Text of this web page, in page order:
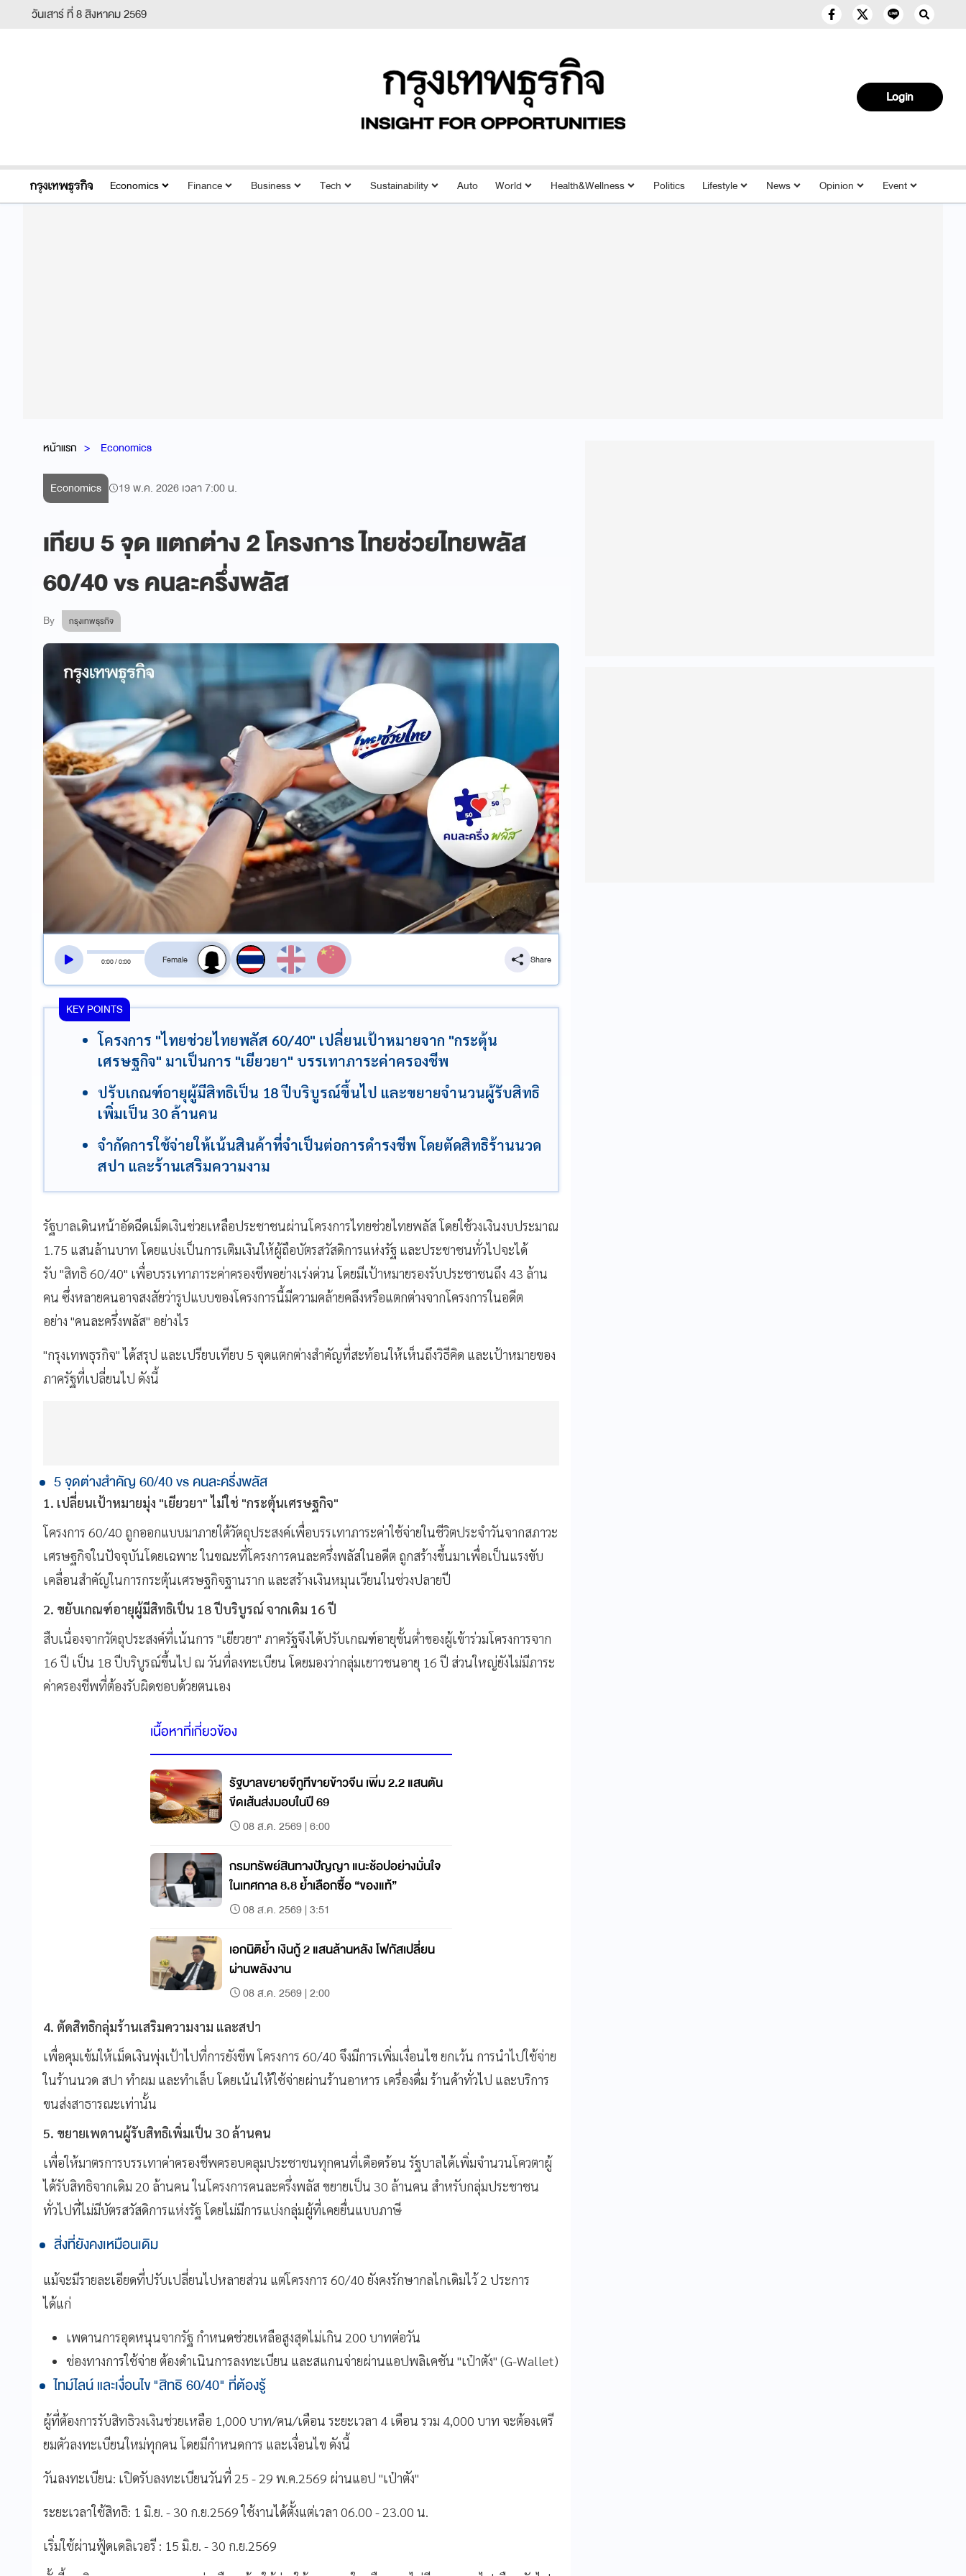
วันเสาร์ ที่ 8 สิงหาคม 2569
Login
Economics Finance Business Tech Sustainability Auto World Health&Wellness Politics Lifestyle News Opinion Event
หน้าแรก Economics
Economics 19 พ.ค. 2026 เวลา 7:00 น.
เทียบ 5 จุด แตกต่าง 2 โครงการ ไทยช่วยไทยพลัส
60/40 vs คนละครึ่งพลัส
By กรุงเทพธุรกิจ
0:00/0:00
สลับเสียงอ่าน
Share
KEY POINTS
โครงการ "ไทยช่วยไทยพลัส 60/40" เปลี่ยนเป้าหมายจาก "กระตุ้น
เศรษฐกิจ" มาเป็นการ "เยียวยา" บรรเทาภาระค่าครองชีพ
ปรับเกณฑ์อายุผู้มีสิทธิเป็น 18 ปีบริบูรณ์ขึ้นไป และขยายจำนวนผู้รับสิทธิ
เพิ่มเป็น 30 ล้านคน
จำกัดการใช้จ่ายให้เน้นสินค้าที่จำเป็นต่อการดำรงชีพ โดยตัดสิทธิร้านนวด
สปา และร้านเสริมความงาม
รัฐบาลเดินหน้าอัดฉีดเม็ดเงินช่วยเหลือประชาชนผ่านโครงการไทยช่วยไทยพลัส โดยใช้วงเงินงบประมาณ
1.75 แสนล้านบาท โดยแบ่งเป็นการเติมเงินให้ผู้ถือบัตรสวัสดิการแห่งรัฐ และประชาชนทั่วไปจะได้
รับ "สิทธิ 60/40" เพื่อบรรเทาภาระค่าครองชีพอย่างเร่งด่วน โดยมีเป้าหมายรองรับประชาชนถึง 43 ล้าน
คน ซึ่งหลายคนอาจสงสัยว่ารูปแบบของโครงการนี้มีความคล้ายคลึงหรือแตกต่างจากโครงการในอดีต
อย่าง "คนละครึ่งพลัส" อย่างไร
"กรุงเทพธุรกิจ" ได้สรุป และเปรียบเทียบ 5 จุดแตกต่างสำคัญที่สะท้อนให้เห็นถึงวิธีคิด และเป้าหมายของ
ภาครัฐที่เปลี่ยนไป ดังนี้
5 จุดต่างสำคัญ 60/40 vs คนละครึ่งพลัส
1. เปลี่ยนเป้าหมายมุ่ง "เยียวยา" ไม่ใช่ "กระตุ้นเศรษฐกิจ"
โครงการ 60/40 ถูกออกแบบมาภายใต้วัตถุประสงค์เพื่อบรรเทาภาระค่าใช้จ่ายในชีวิตประจำวันจากสภาวะ
เศรษฐกิจในปัจจุบันโดยเฉพาะ ในขณะที่โครงการคนละครึ่งพลัสในอดีต ถูกสร้างขึ้นมาเพื่อเป็นแรงขับ
เคลื่อนสำคัญในการกระตุ้นเศรษฐกิจฐานราก และสร้างเงินหมุนเวียนในช่วงปลายปี
2. ขยับเกณฑ์อายุผู้มีสิทธิเป็น 18 ปีบริบูรณ์ จากเดิม 16 ปี
สืบเนื่องจากวัตถุประสงค์ที่เน้นการ "เยียวยา" ภาครัฐจึงได้ปรับเกณฑ์อายุขั้นต่ำของผู้เข้าร่วมโครงการจาก
16 ปี เป็น 18 ปีบริบูรณ์ขึ้นไป ณ วันที่ลงทะเบียน โดยมองว่ากลุ่มเยาวชนอายุ 16 ปี ส่วนใหญ่ยังไม่มีภาระ
ค่าครองชีพที่ต้องรับผิดชอบด้วยตนเอง
เนื้อหาที่เกี่ยวข้อง
รัฐบาลขยายจีทูทีขายข้าวจีน เพิ่ม 2.2 แสนตัน
ขีดเส้นส่งมอบในปี 69
08 ส.ค. 2569 | 6:00
กรมทรัพย์สินทางปัญญา แนะช้อปอย่างมั่นใจ
ในเทศกาล 8.8 ย้ำเลือกซื้อ “ของแท้”
08 ส.ค. 2569 | 3:51
เอกนิติย้ำ เงินกู้ 2 แสนล้านหลัง โฟกัสเปลี่ยน
ผ่านพลังงาน
08 ส.ค. 2569 | 2:00
4. ตัดสิทธิกลุ่มร้านเสริมความงาม และสปา
เพื่อคุมเข้มให้เม็ดเงินพุ่งเป้าไปที่การยังชีพ โครงการ 60/40 จึงมีการเพิ่มเงื่อนไข ยกเว้น การนำไปใช้จ่าย
ในร้านนวด สปา ทำผม และทำเล็บ โดยเน้นให้ใช้จ่ายผ่านร้านอาหาร เครื่องดื่ม ร้านค้าทั่วไป และบริการ
ขนส่งสาธารณะเท่านั้น
5. ขยายเพดานผู้รับสิทธิเพิ่มเป็น 30 ล้านคน
เพื่อให้มาตรการบรรเทาค่าครองชีพครอบคลุมประชาชนทุกคนที่เดือดร้อน รัฐบาลได้เพิ่มจำนวนโควตาผู้
ได้รับสิทธิจากเดิม 20 ล้านคน ในโครงการคนละครึ่งพลัส ขยายเป็น 30 ล้านคน สำหรับกลุ่มประชาชน
ทั่วไปที่ไม่มีบัตรสวัสดิการแห่งรัฐ โดยไม่มีการแบ่งกลุ่มผู้ที่เคยยื่นแบบภาษี
สิ่งที่ยังคงเหมือนเดิม
แม้จะมีรายละเอียดที่ปรับเปลี่ยนไปหลายส่วน แต่โครงการ 60/40 ยังคงรักษากลไกเดิมไว้ 2 ประการ
ได้แก่
เพดานการอุดหนุนจากรัฐ กำหนดช่วยเหลือสูงสุดไม่เกิน 200 บาทต่อวัน
ช่องทางการใช้จ่าย ต้องดำเนินการลงทะเบียน และสแกนจ่ายผ่านแอปพลิเคชัน "เป๋าตัง" (G-Wallet)
ไทม์ไลน์ และเงื่อนไข "สิทธิ 60/40" ที่ต้องรู้
ผู้ที่ต้องการรับสิทธิวงเงินช่วยเหลือ 1,000 บาท/คน/เดือน ระยะเวลา 4 เดือน รวม 4,000 บาท จะต้องเตรี
ยมตัวลงทะเบียนใหม่ทุกคน โดยมีกำหนดการ และเงื่อนไข ดังนี้
วันลงทะเบียน: เปิดรับลงทะเบียนวันที่ 25 - 29 พ.ค.2569 ผ่านแอป "เป๋าตัง"
ระยะเวลาใช้สิทธิ: 1 มิ.ย. - 30 ก.ย.2569 ใช้งานได้ตั้งแต่เวลา 06.00 - 23.00 น.
เริ่มใช้ผ่านฟู้ดเดลิเวอรี : 15 มิ.ย. - 30 ก.ย.2569